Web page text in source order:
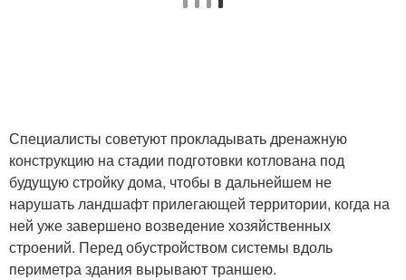
Специалисты советуют прокладывать дренажную
конструкцию на стадии подготовки котлована под
будущую стройку дома, чтобы в дальнейшем не
нарушать ландшафт прилегающей территории, когда на
ней уже завершено возведение хозяйственных
строений. Перед обустройством системы вдоль
периметра здания вырывают траншею.